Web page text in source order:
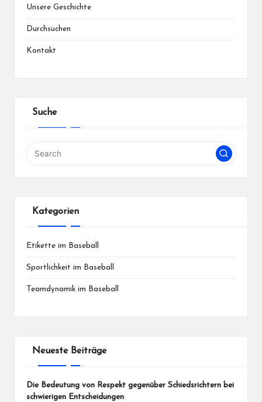
Unsere Geschichte
Durchsuchen
Kontakt
Suche
Kategorien
Etikette im Baseball
Sportlichkeit im Baseball
Teamdynamik im Baseball
Neueste Beiträge
Die Bedeutung von Respekt gegenüber Schiedsrichtern bei
schwierigen Entscheidungen